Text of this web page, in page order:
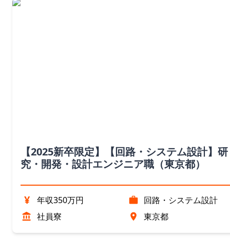
【2025新卒限定】【回路・システム設計】研
究・開発・設計エンジニア職（東京都）
¥ 年収350万円
回路・システム設計
社員寮
東京都